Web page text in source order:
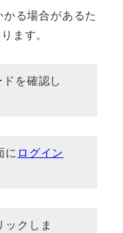
る場合があるた
ます。
を確認し
に ログイン
ックしま